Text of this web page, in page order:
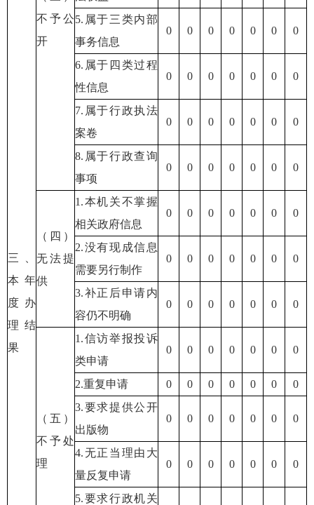
三、
本年
度办
理结
果
不予公
开
5.属于三类内部
事务信息
0 0 0 0 0 0 0
6.属于四类过程
性信息
0 0 0 0 0 0 0
7.属于行政执法
案卷
0 0 0 0 0 0 0
8.属于行政查询
事项
0 0 0 0 0 0 0
（四）
无法提
供
1.本机关不掌握
相关政府信息
0 0 0 0 0 0 0
2.没有现成信息
需要另行制作
0 0 0 0 0 0 0
3.补正后申请内
容仍不明确
0 0 0 0 0 0 0
（五）
不予处
理
1.信访举报投诉
类申请
0 0 0 0 0 0 0
2.重复申请 0 0 0 0 0 0
0
3.要求提供公开
出版物
0 0 0 0 0 0 0
4.无正当理由大
量反复申请
0 0 0 0 0 0 0
5.要求行政机关